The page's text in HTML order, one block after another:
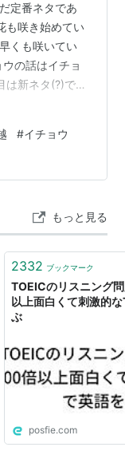
定番ネタであ
も咲き始めてい
くも咲いてい
の話はイチョ
は新ネタ(?)であ
。 なお私の母
#イチョウ
もっと見る
2332 ブックマーク
TOEICのリスニング
以上面白くて刺激的
ぶ
posfie.com